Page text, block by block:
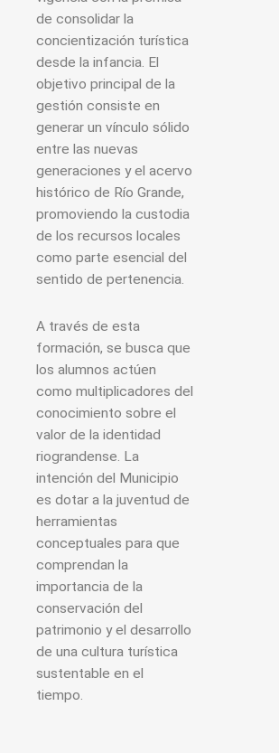
de consolidar la
concientización turística
desde la infancia. El
objetivo principal de la
gestión consiste en
generar un vínculo sólido
entre las nuevas
generaciones y el acervo
histórico de Río Grande,
promoviendo la custodia
de los recursos locales
como parte esencial del
sentido de pertenencia.
A través de esta
formación, se busca que
los alumnos actúen
como multiplicadores del
conocimiento sobre el
valor de la identidad
riograndense. La
intención del Municipio
es dotar a la juventud de
herramientas
conceptuales para que
comprendan la
importancia de la
conservación del
patrimonio y el desarrollo
de una cultura turística
sustentable en el
tiempo.